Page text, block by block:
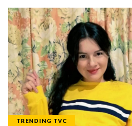
TRENDING TVC